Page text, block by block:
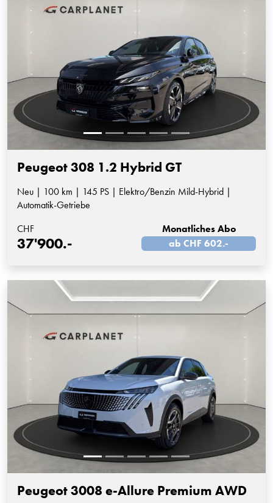
Peugeot 308 1.2 Hybrid GT
Neu | 100 km | 145 PS | Elektro/Benzin Mild-Hybrid |
Automatik-Getriebe
CHF
37'900.-
Monatliches Abo
ab CHF 602.-
Peugeot 3008 e-Allure Premium AWD